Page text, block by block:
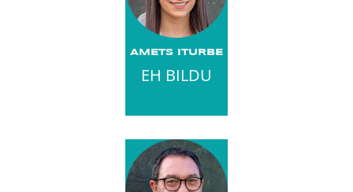
AMETS ITURBE
EH BILDU